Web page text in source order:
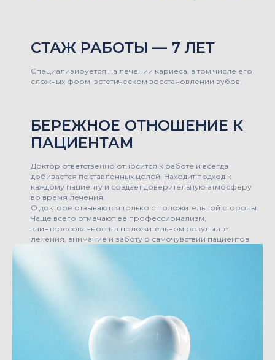
СТАЖ РАБОТЫ — 7 ЛЕТ
Специализируется на лечении кариеса, в том числе его
сложных форм, эстетическом восстановлении зубов.
БЕРЕЖНОЕ ОТНОШЕНИЕ К
ПАЦИЕНТАМ
Доктор ответственно относится к работе и всегда
добивается поставленных целей. Находит подход к
каждому пациенту и создаёт доверительную атмосферу
во время лечения.
О докторе отзываются только с положительной стороны.
Чаще всего отмечают её профессионализм,
заинтересованность в положительном результате
лечения, внимание и заботу о самочувствии пациентов.